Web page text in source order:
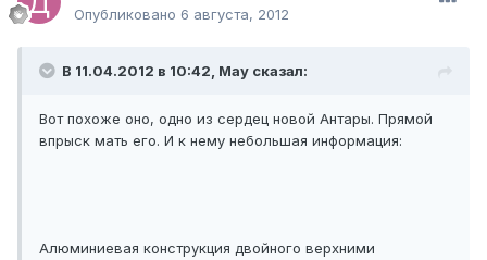
Опубликовано 6 августа, 2012
В 11.04.2012 в 10:42, May сказал:
Вот похоже оно, одно из сердец новой Антары. Прямой
впрыск мать его. И к нему небольшая информация:
Алюминиевая конструкция двойного верхними